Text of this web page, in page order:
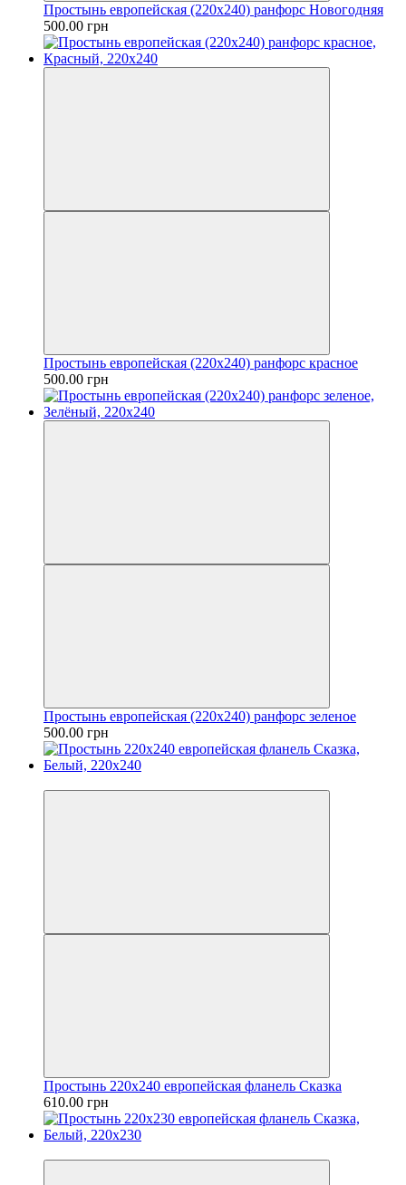
Простынь европейская (220х240) ранфорс Новогодняя
500.00 грн
Простынь европейская (220х240) ранфорс красное
500.00 грн
Простынь европейская (220х240) ранфорс зеленое
500.00 грн
Простынь 220х240 европейская фланель Сказка
610.00 грн